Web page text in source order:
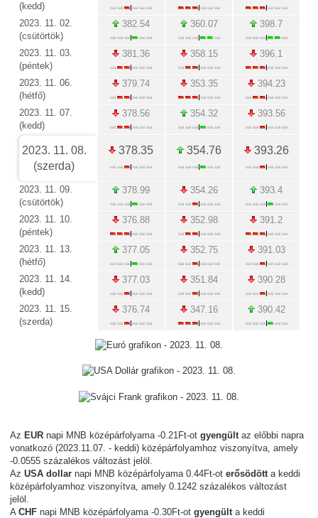
(kedd)
2023. 11. 02.
(csütörtök)
382.54 360.07 398.7
2023. 11. 03.
(péntek)
381.36 358.15 396.1
2023. 11. 06.
(hétfő)
379.74 353.35 394.23
2023. 11. 07.
(kedd)
378.56 354.32 393.56
2023. 11. 08.
(szerda)
378.35 354.76 393.26
2023. 11. 09.
(csütörtök)
378.99 354.26 393.4
2023. 11. 10.
(péntek)
376.88 352.98 391.2
2023. 11. 13.
(hétfő)
377.05 352.75 391.03
2023. 11. 14.
(kedd)
377.03 351.84 390.28
2023. 11. 15.
(szerda)
376.74 347.16 390.42
Az EUR napi MNB középárfolyama -0.21Ft-ot gyengült az előbbi napra
vonatkozó (2023.11.07. - keddi) középárfolyamhoz viszonyítva, amely
-0.0555 százalékos változást jelöl.
Az USA dollar napi MNB középárfolyama 0.44Ft-ot erősödött a keddi
középárfolyamhoz viszonyítva, amely 0.1242 százalékos változást
jelöl.
A CHF napi MNB középárfolyama -0.30Ft-ot gyengült a keddi